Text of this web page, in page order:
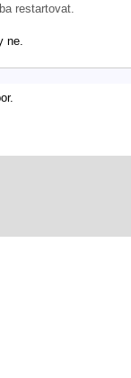
restartovat.
ne.